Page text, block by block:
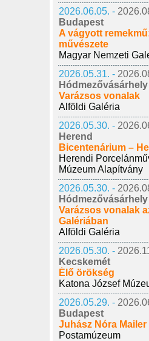
2026.06.05. -
Budapest
A vágyott
művészete
Magyar Nemzeti
2026.05.31. -
Hódmezővásárhely
Varázsos vonalak
Alföldi Galéria
2026.05.30. -
Herend
Bicentenárium –
Herendi
Múzeum Alapítvány
2026.05.30. -
Hódmezővásárhely
Varázsos vonalak
Galériában
Alföldi Galéria
2026.05.30. -
Kecskemét
Élő örökség
Katona József
2026.05.29. -
Budapest
Juhász Nóra Mailer
Postamúzeum